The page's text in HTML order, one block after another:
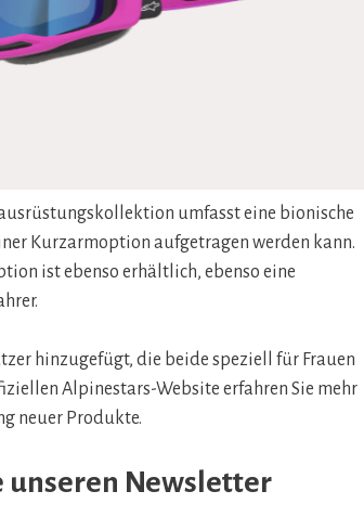
umfasst eine bionische
Kurzarmoption aufgetragen werden kann.
ist ebenso erhältlich, ebenso eine
hinzugefügt, die beide speziell für Frauen
Alpinestars-Website erfahren Sie mehr
neuer Produkte.
unseren Newsletter